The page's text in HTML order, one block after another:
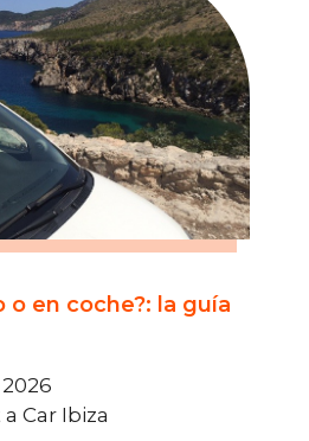
o en coche?: la guía
Car Ibiza